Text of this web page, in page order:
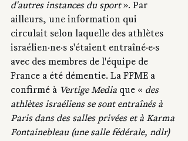
d'autres instances du sport ». Par
ailleurs, une information qui
circulait selon laquelle des athlètes
israélien·ne·s s'étaient entraîné·e·s
avec des membres de l'équipe de
France a été démentie. La FFME a
confirmé à Vertige Media que « des
athlètes israéliens se sont entraînés à
Paris dans des salles privées et à Karma
Fontainebleau (une salle fédérale, ndlr)